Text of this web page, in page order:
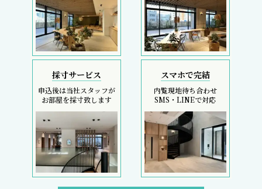
採寸サービス
申込後は当社スタッフが
お部屋を採寸致します
スマホで完結
内覧現地待ち合わせ
SMS・LINEで対応